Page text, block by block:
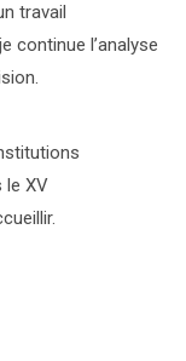
travail
continue l’analyse
le XV